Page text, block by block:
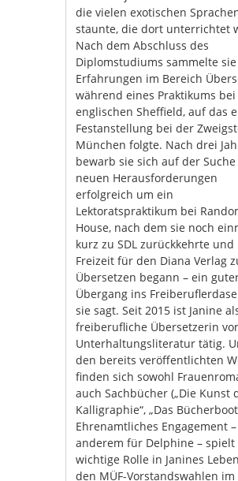
die vielen exotischen
staunte, die dort unterrichtet
Nach dem Abschluss des
Diplomstudiums sammelte
Erfahrungen im Bereich
während eines Praktikums bei
englischen Sheffield, auf das
Festanstellung bei der
München folgte. Nach drei
bewarb sie sich auf der Suche
neuen Herausforderungen
erfolgreich um ein
Lektoratspraktikum bei
House, nach dem sie noch
kurz zu SDL zurückkehrte
Freizeit für den Diana Verlag
Übersetzen begann – ein
Übergang ins
sie sagt. Seit 2015 ist Janine
freiberufliche Übersetzerin
Unterhaltungsliteratur tätig.
den bereits veröffentlichten
finden sich sowohl
auch Sachbücher („Die Kunst
Kalligraphie“, „Das
Ehrenamtliches Engagement
anderem für Delphine – spielt
wichtige Rolle in Janines
den MÜF-Vorstandswahlen im